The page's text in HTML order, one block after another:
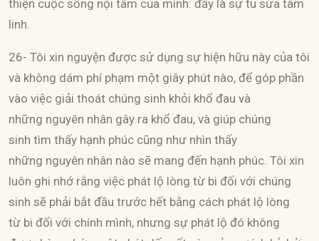
thiện cuộc sống nội tâm của mình: đấy là sự tu sửa tâm
linh.
26- Tôi xin nguyện được sử dụng sự hiện hữu này của tôi
và không dám phí phạm một giây phút nào, để góp phần
vào việc giải thoát chúng sinh khỏi khổ đau và
những nguyên nhân gây ra khổ đau, và giúp chúng
sinh tìm thấy hạnh phúc cũng như nhìn thấy
những nguyên nhân nào sẽ mang đến hạnh phúc. Tôi xin
luôn ghi nhớ rằng việc phát lộ lòng từ bi đối với chúng
sinh sẽ phải bắt đầu trước hết bằng cách phát lộ lòng
từ bi đối với chính mình, nhưng sự phát lộ đó không